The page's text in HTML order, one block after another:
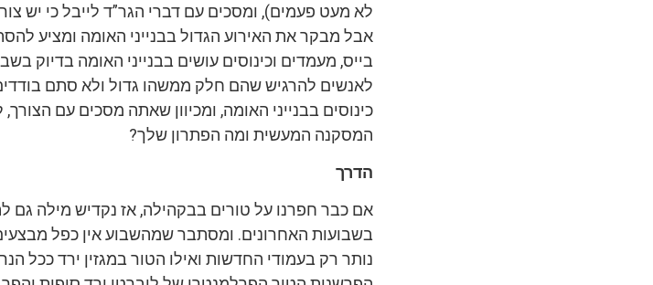
לא מעט פעמים), ומסכים עם דברי הגר”ד לייבל כי יש
אבל מבקר את האירוע הגדול בבנייני האומה ומציע
בייס, מעמדים וכינוסים עושים בבנייני האומה בדיוק
לאנשים להרגיש שהם חלק ממשהו גדול ולא סתם
כינוסים בבנייני האומה, ומכיוון שאתה מסכים עם
המסקנה המעשית ומה הפתרון שלך?
הדרך
אם כבר חפרנו על טורים בבקהילה, אז נקדיש מילה גם
בשבועות האחרונים. ומסתבר שמהשבוע אין כפל
נותר רק בעמודי החדשות ואילו הטור במגזין ירד ככל